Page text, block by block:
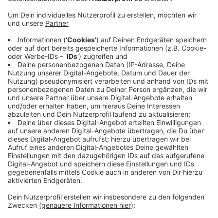
diese Chance gab es nur bis zum Jahresende.
Deshalb hat sich die Stadt ohne Zustimmung der
Politik beworben, die soll es jetzt nachträglich
geben. 1980 war die ehemalige Straßen- und
Kleinbahnstrecke stillgelegt worden. Im gleichen
Jahr wurde beschlossen, daraus einen Radweg zu
machen. Bislang gab es dafür aber kein Geld. Die
Hatzfeld-Trasse würde auch parallel zu
vorhandenen Straßen laufen. Und in Höhe der
WSW-Zentrale würde sie über eine neue Ampel
über die vielbefahrene Carnaper Straße führen.
Veröffentlicht:Donnerstag, 10.02.2022 13:19
Anzeige